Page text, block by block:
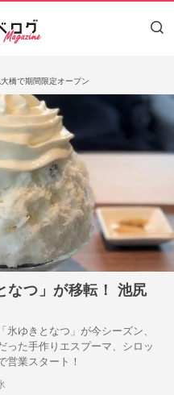
橋で期間限定オープン
なつ」が移転！ 池尻
ゆきとなつ」が今シーズン、
った手作りエスプーマ、シロッ
営業スタート！